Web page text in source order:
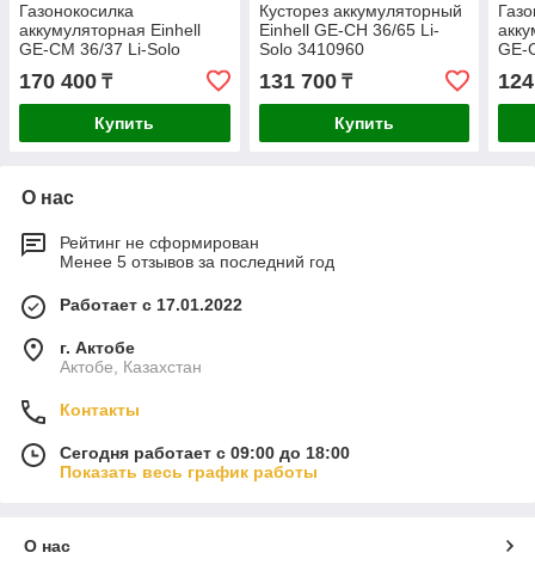
Газонокосилка
аккумуляторная Einhell
GE-CM 36/37 Li-Solo
170 400 ₸
Купить
Кусторез аккумуляторный
Einhell GE-CH 36/65 Li-
Solo 3410960
131 700₸
Купить
GE-
О нас
Рейтинг не сформирован
Менее 5 отзывов за последний год
Работает с 17.01.2022
г. Актобе
Актобе, Казахстан
Контакты
Сегодня работает с 09:00 до 18:00
Показать весь график работы
О нас